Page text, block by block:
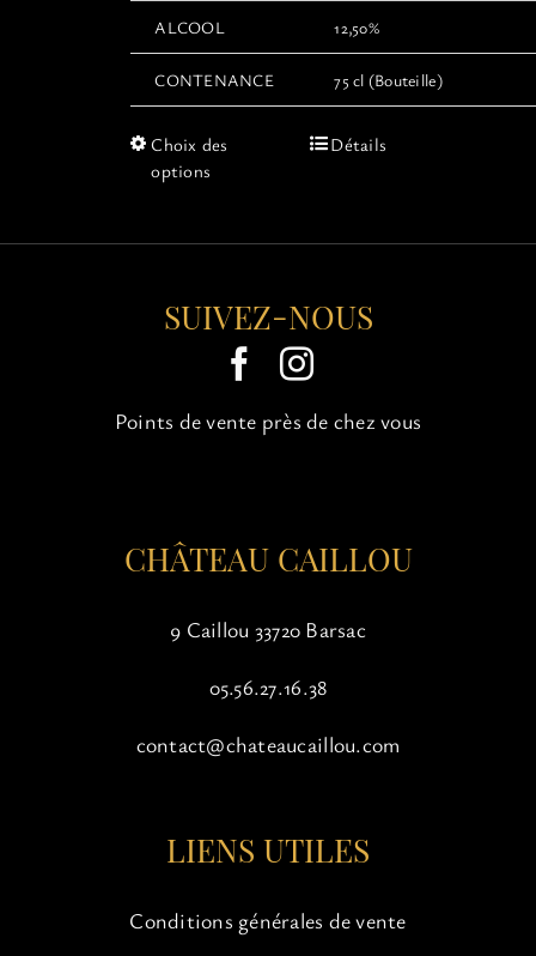
ALCOOL 12,50%
CONTENANCE 75 cl (Bouteille)
Choix des
options
Ce
variations.
options
peuvent
être
choisies
la
Détails
SUIVEZ-NOUS
Points de vente près de chez vous
CHÂTEAU CAILLOU
9 Caillou 33720 Barsac
05.56.27.16.38
contact@chateaucaillou.com
LIENS UTILES
Conditions générales de vente